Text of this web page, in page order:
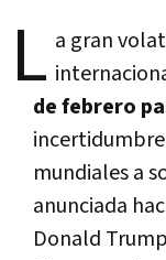
L a gran
de febrero
mundiales a
anunciada
Donald